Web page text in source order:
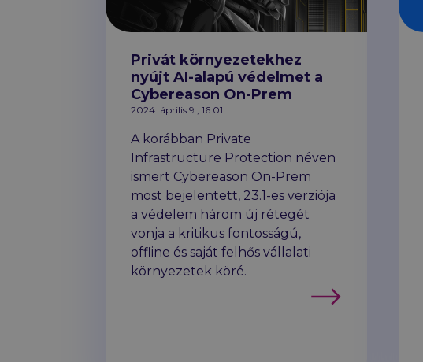
Privát környezetekhez
nyújt AI-alapú védelmet a
Cybereason On-Prem
2024. április 9., 16:01
A korábban Private
Infrastructure Protection néven
ismert Cybereason On-Prem
most bejelentett, 23.1-es verziója
a védelem három új rétegét
vonja a kritikus fontosságú,
offline és saját felhős vállalati
környezetek köré.
Tovább